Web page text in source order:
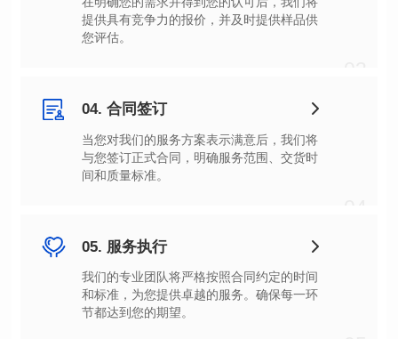
您评估。
04. 合同签订
间和质量标准。
05. 服务执行
节都达到您的期望。